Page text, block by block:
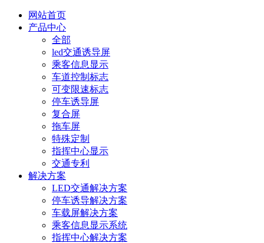
网站首页
产品中心
全部
led交通诱导屏
乘客信息显示
车道控制标志
可变限速标志
停车诱导屏
复合屏
拖车屏
特殊定制
指挥中心显示
交通专利
解决方案
LED交通解决方案
停车诱导解决方案
车载屏解决方案
乘客信息显示系统
指挥中心解决方案